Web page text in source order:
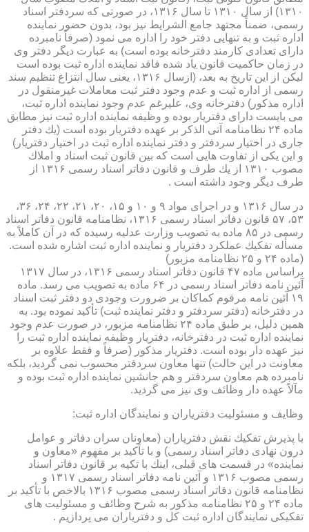
۱۳۱۰) از سال ۱۳۱۰ تا سال ۱۳۱۶، در صورتی كه سردفتر اسناد
رسمی، ضمناً مجتهد جامع الشرایط نیز بود، بدون حضور نماینده
اداره ثبت و به تنهایی دفتر خود را اداره می نمود (صرفاً نامبرده
دارای تعدادی كارمند دفترخانه بوده است) به عبارت دیگر دفتر وی
در زمان حاكمیت قانون یاد شده فاقد نماینده اداره ثبت بوده است
لیكن از این تاریخ به بعد، (ازسال ۱۳۱۶، یعنی سال انتزاع تنظیم سند
رسمی از اداره ثبت و عدم وجود دفتر ثبت معاملات غیرمنقول در
اداره مذكور) دفترخانه وی، علیرغم عدم وجود نماینده اداره ثبت،
می بایست دارای دفتریار بوده و وظیفه نماینده اداره ثبت نیز مطابق
ماده ۲۴ نظامنامه آتی الذكر بر عهده دفتریار بوده است (یك دفتر
جاری در اختیار سردفتر و دفتر نماینده اداره ثبت در اختیار دفتریار)
و این یكی از تفاوت هایی است كه بین قانون ثبت اسناد و املاك
مصوب ۱۳۱۰ از یك طرف و قانون دفاتر اسناد رسمی ۱۳۱۶ از
طرف دیگر وجود داشته است .
در سال ۱۳۱۶ و در اجرای مواد ۹ و ۱۰ و ۱۵، ۲۰، ۲۱، ۲۲، ۲۴، ۳۶،
۵۳، ۵۷ قانون دفاتر اسناد رسمی ۱۳۱۶، نظامنامه قانون دفاتر اسناد
رسمی در ۸۵ ماده به تصویب وزارت عدلیه رسیده كه در آن كاملاً به
مسأله تفكیك عملكرد دفتریار و نماینده اداره ثبت اشاره شده است.
(ماده ۲۴ و ۲۵ نظامنامه مزبور)
براساس ماده ۴۷ قانون دفاتر اسناد رسمی ۱۳۱۶، در سال ۱۳۱۷
آئین نامه دفاتر اسناد رسمی در ۶۴ ماده به تصویب می رسد. ماده
۱۹ آئین نامه مرقوم كماكان بر ضرورت وجودی دو دفتر ثبت اسناد
در دفترخانه (دفتر سردفتر و دفتر نماینده ثبت) تأكید نموده بود. به
همین دلیل، بر طبق ماده ۲۴ نظامنامه مزبور، در صورت عدم وجود
نماینده اداره ثبت در دفترخانه، دفتریار وظیفه نماینده اداره ثبت را
نیز عهده دار بوده است. دفتریار مذكور (صرفاً و فقط علاوه بر
معاونت در این حالت) تنها معاون سردفتر محسوب نمی گردید، بلكه
نامبرده هم معاون سردفتر و هم جانشین نماینده اداره ثبت بوده و
مآلاً عهده دار وظائف وی نیز می گردید.
وظایف و مسئولیت دفتریاران و نمایندگان اداره ثبت:
با پذیرش تفكیك نقش دفتریاران (معاونان سران دفاتر و عوامل
درون نهادی دفاتر اسناد رسمی) و با تأكید بر مفهوم «معاون و
نماینده» در قسمت های قبلی، اینك با تكیه بر قانون دفاتر اسناد
رسمی مصوب ۱۳۱۶ و آئین نامه دفاتر اسناد رسمی ۱۳۱۷ و
نظامنامه قانون دفاتر اسناد رسمی مصوب ۱۳۱۶ بالاخص با تأكید بر
ماده ۲۴ و ۲۵ نظامنامه مذكور به شرح وظائف و مسئولیت های
تفكیكی نمایندگان اداره ثبت كل و دفتریاران می پردازیم .